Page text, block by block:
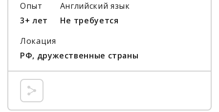
Опыт
3+ лет
Английский язык
Не требуется
Локация
РФ, дружественные страны